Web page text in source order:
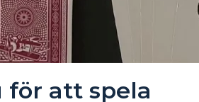
för att spela